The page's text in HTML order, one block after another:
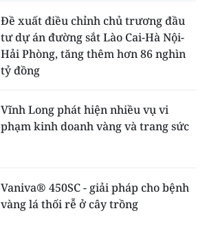
Đề xuất điều chỉnh chủ trương đầu
tư dự án đường sắt Lào Cai-Hà Nội-
Hải Phòng, tăng thêm hơn 86 nghìn
tỷ đồng
Vĩnh Long phát hiện nhiều vụ vi
phạm kinh doanh vàng và trang sức
Vaniva® 450SC - giải pháp cho bệnh
vàng lá thối rễ ở cây trồng